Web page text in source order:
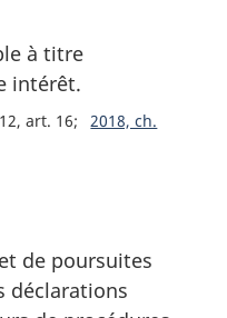
à titre
intérêt.
art. 16
2018, ch.
de poursuites
déclarations